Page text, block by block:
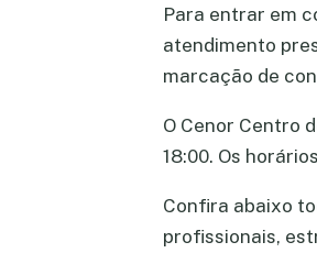
Para entrar em
atendimento
marcação de
O Cenor Centro
18:00. Os
Confira abaixo
profissionais,